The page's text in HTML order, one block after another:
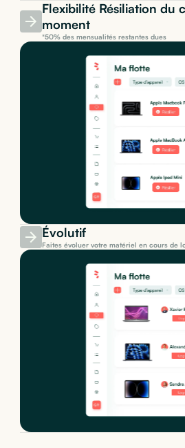
Flexibilité Résiliation du
moment
*50% des mensualités restantes dues
Évolutif
Faites évoluer votre matériel en cours de